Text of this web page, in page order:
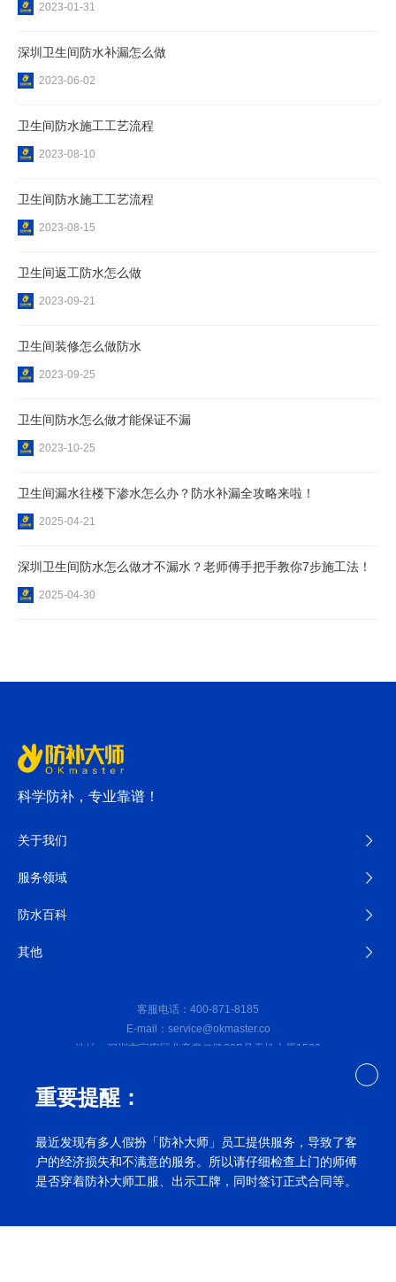
2023-01-31
深圳卫生间防水补漏怎么做
2023-06-02
卫生间防水施工工艺流程
2023-08-10
卫生间防水施工工艺流程
2023-08-15
卫生间返工防水怎么做
2023-09-21
卫生间装修怎么做防水
2023-09-25
卫生间防水怎么做才能保证不漏
2023-10-25
卫生间漏水往楼下渗水怎么办？防水补漏全攻略来啦！
2025-04-21
深圳卫生间防水怎么做才不漏水？老师傅手把手教你7步施工法！
2025-04-30
科学防补，专业靠谱！
关于我们
服务领域
防水百科
其他
客服电话：400-871-8185
E-mail：service@okmaster.co
地址：深圳市宝安区北帝堂二路28B号天松大厦1506
微信公众号
重要提醒：
最近发现有多人假扮「防补大师」员工提供服务，导致了客
户的经济损失和不满意的服务。所以请仔细检查上门的师傅
是否穿着防补大师工服、出示工牌，同时签订正式合同等。